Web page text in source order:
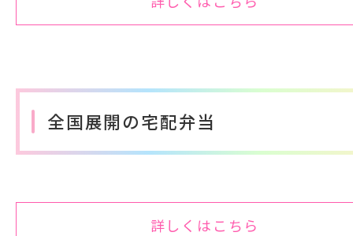
全国展開の宅配弁当
詳しくはこちら